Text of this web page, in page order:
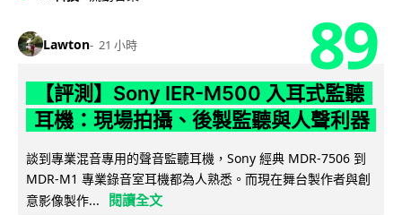
Lawton 21 小時 89
【評測】Sony IER-M500 入耳式監聽
耳機：現場拍攝、後製監聽與人聲利器
談到專業混音專用的聲音監聽耳機，Sony 經典 MDR-7506 到
MDR-M1 專業錄音室耳機都為人熟悉。而現在舞台製作者與創
意影像製作...
閱讀全文